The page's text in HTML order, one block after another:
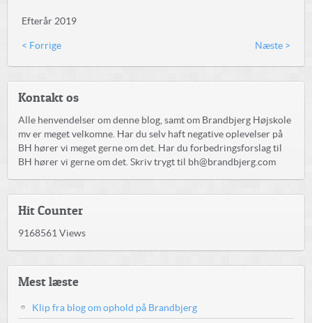
Efterår 2019
< Forrige Næste >
Kontakt os
Alle henvendelser om denne blog, samt om Brandbjerg Højskole
mv er meget velkomne. Har du selv haft negative oplevelser på
BH hører vi meget gerne om det. Har du forbedringsforslag til
BH hører vi gerne om det. Skriv trygt til bh@brandbjerg.com
Hit Counter
9168561 Views
Mest læste
Klip fra blog om ophold på Brandbjerg